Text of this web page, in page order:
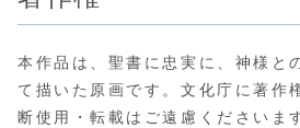
本作品は、聖書に忠実に、神様と
て描いた原画です。文化庁に著作
断使用・転載はご遠慮くださいま